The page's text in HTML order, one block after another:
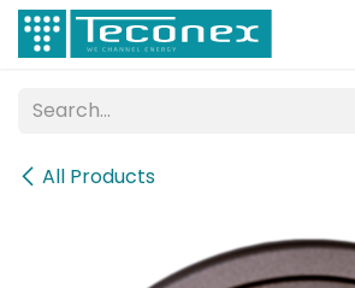
Skip to Content
All Products